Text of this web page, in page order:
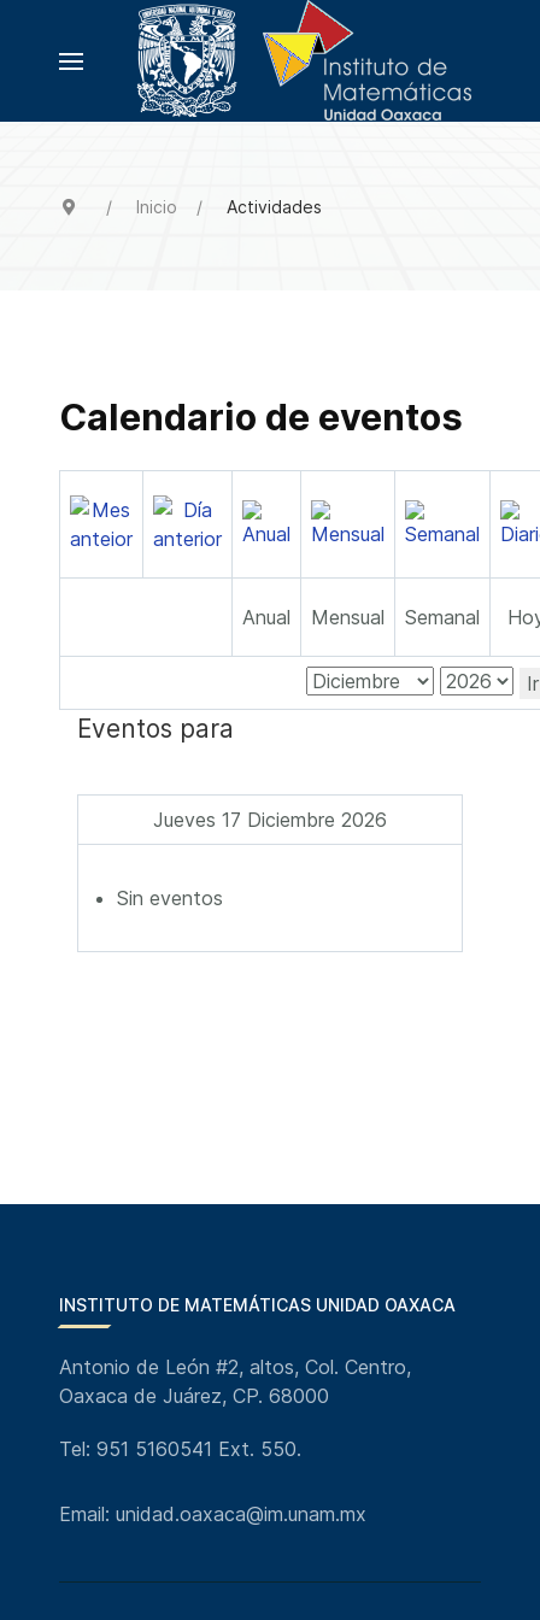
Inicio Actividades
Calendario de eventos
Anual Mensual Semanal
Eventos para
Jueves 17 Diciembre 2026
Sin eventos
INSTITUTO DE MATEMÁTICAS UNIDAD OAXACA
Antonio de León #2, altos, Col. Centro,
Oaxaca de Juárez, CP. 68000
Tel: 951 5160541 Ext. 550.
Email: unidad.oaxaca@im.unam.mx